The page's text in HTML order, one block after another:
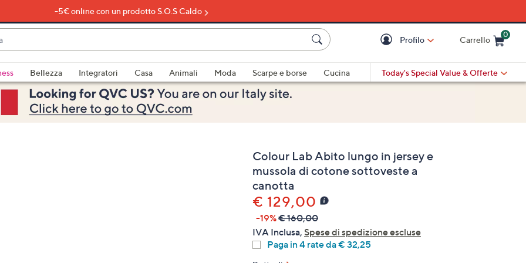
-5€ online con un prodotto S.O.S Caldo
Profilo Carrello
0
Bellezza Integratori Casa Animali Moda Scarpe e borse
Cucina
Today's Special Value & Offerte
Colour Lab Abito lungo in jersey e
mussola di cotone sottoveste a
canotta
€ 129,00
-19%€ 160,00
IVA Inclusa, Spese di spedizione escluse
Paga in 4 rate da € 32,25